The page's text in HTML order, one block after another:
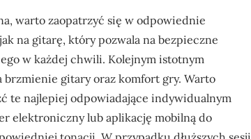
warto zaopatrzyć się w odpowiednie
na gitarę, który pozwala na bezpieczne
w każdej chwili. Kolejnym istotnym
brzmienie gitary oraz komfort gry. Warto
te najlepiej odpowiadające indywidualnym
elektroniczny lub aplikację mobilną do